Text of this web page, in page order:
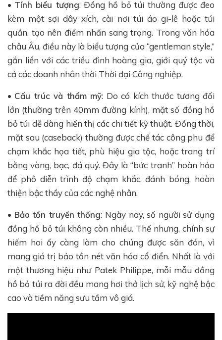
• Tính biểu tượng: Đồng hồ bỏ túi thường được đeo
kèm một sợi dây xích, cài nơi túi áo gi-lê hoặc túi
quần, tạo nên điểm nhấn sang trọng. Trong văn hóa
châu Âu, điều này là biểu tượng của “gentleman style,”
gắn liền với các triều đình hoàng gia, giới quý tộc và
cả các doanh nhân thời Thời đại Công nghiệp.
• Cấu trúc và thẩm mỹ: Do có kích thước tương đối
lớn (thường trên 40mm đường kính), mặt số đồng hồ
bỏ túi dễ dàng hiển thị các chi tiết kỹ thuật. Đồng thời,
mặt sau (caseback) thường được chế tác công phu để
chạm khắc họa tiết, phù hiệu gia tộc, hoặc trang trí
bằng vàng, bạc, đá quý. Đây là “bức tranh” hoàn hảo
để phô diễn trình độ chạm khắc, đánh bóng, hoàn
thiện bậc thầy của các nghệ nhân.
• Bảo tồn truyền thống: Ngày nay, số người sử dụng
đồng hồ bỏ túi không còn nhiều. Thế nhưng, chính sự
hiếm hoi ấy càng làm cho chúng được săn đón, vì
mang giá trị bảo tồn nét văn hóa cổ điển. Nhất là với
một thương hiệu như Patek Philippe, mỗi mẫu đồng
hồ bỏ túi ra đời đều mang hơi thở lịch sử, kỹ nghệ bậc
cao và tiềm năng sưu tầm vô giá.